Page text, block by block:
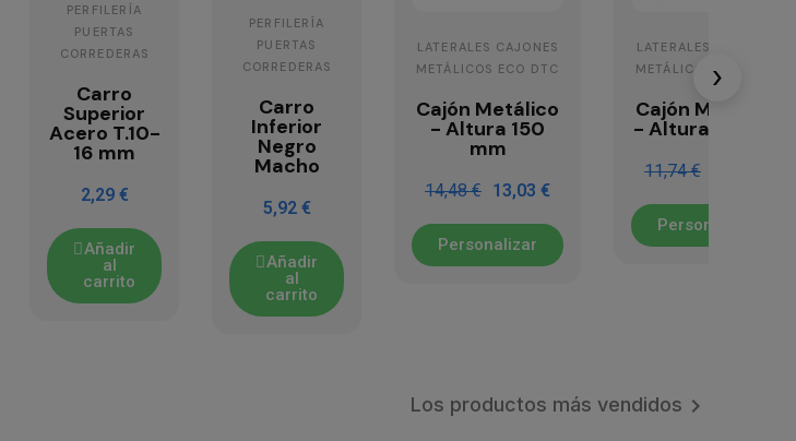
PERFILERÍA
PUERTAS
CORREDERAS
Carro
Superior
Acero T.10-
16 mm
2,29 €
Añadir
al
carrito
PERFILERÍA
PUERTAS
CORREDERAS
Carro
Inferior
Negro
Macho
5,92 €
Añadir
al
carrito
LATERALES CAJONES
METÁLICOS ECO DTC
Cajón Metálico
- Altura 150
mm
14,48 € 13,03 €
Personalizar
LATERALES CAJONES
METÁLICOS ECO DTC
Cajón Metálico
- Altura 86 mm
11,74 €
Personalizar
Los productos más vendidos 
›